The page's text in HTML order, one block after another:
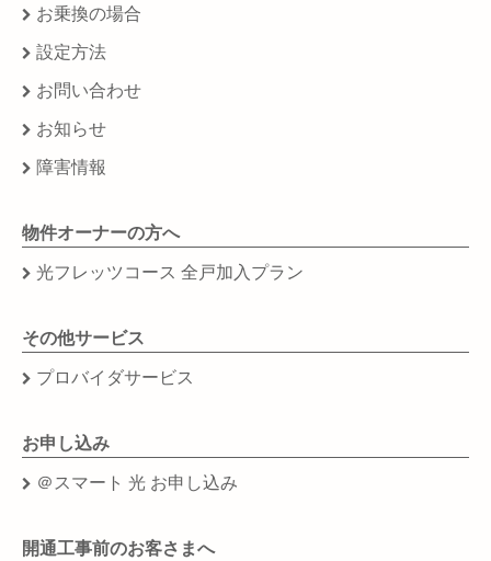
お乗換の場合
設定方法
お問い合わせ
お知らせ
障害情報
物件オーナーの方へ
光フレッツコース 全戸加入プラン
その他サービス
プロバイダサービス
お申し込み
＠スマート 光 お申し込み
開通工事前のお客さまへ